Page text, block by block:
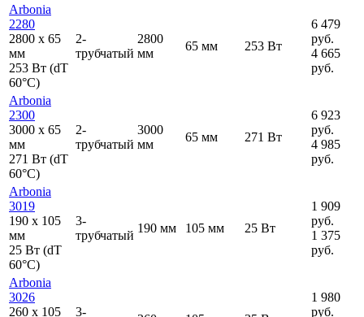
Arbonia
2280
2800 x 65
мм
253 Вт (dT
60°C)
2-
трубчатый
2800
мм
65 мм 253 Вт
6 479
руб.
4 665
руб.
Arbonia
2300
3000 x 65
мм
271 Вт (dT
60°C)
2-
трубчатый
3000
мм
65 мм 271 Вт
6 923
руб.
4 985
руб.
Arbonia
3019
190 x 105
мм
25 Вт (dT
60°C)
3-
трубчатый
190 мм 105 мм 25 Вт
1 909
руб.
1 375
руб.
Arbonia
3026
260 x 105 3-
1 980
руб.